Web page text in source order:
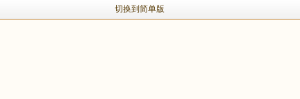
切换到简单版